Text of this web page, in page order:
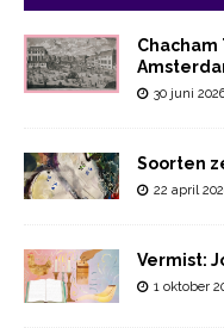
30 juni
Soorten
22 april
Vermist:
1 oktober